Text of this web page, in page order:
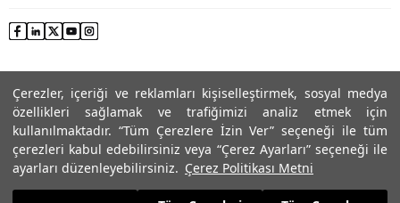
Çerezler, içeriği ve reklamları kişiselleştirmek, sosyal medya
özellikleri sağlamak ve trafiğimizi analiz etmek için
kullanılmaktadır. “Tüm Çerezlere İzin Ver” seçeneği ile tüm
çerezleri kabul edebilirsiniz veya “Çerez Ayarları” seçeneği ile
ayarları düzenleyebilirsiniz. Çerez Politikası Metni
© 2025 Roman® Tüm Hakları Saklıdır, İzinsiz kullanılamaz